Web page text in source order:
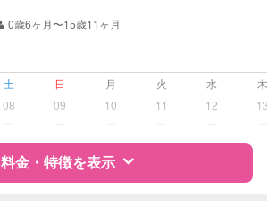
子育て経験
対応可否は個別に相談
絵・工作レッスン
0歳6ヶ月〜15歳11ヶ月
土 日 月 火 水
08 09 10 11 12
料金・特徴を表示